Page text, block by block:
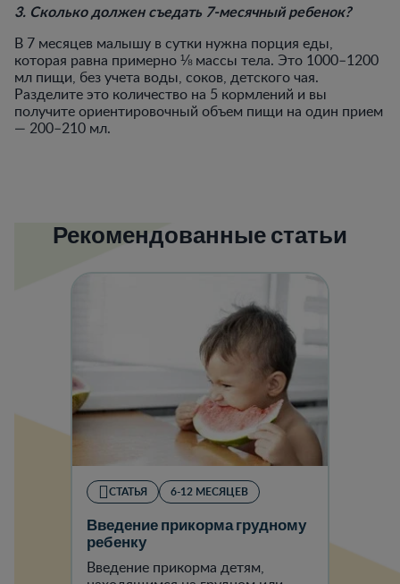
3. Сколько должен съедать 7-месячный ребенок?
В 7 месяцев малышу в сутки нужна порция еды,
которая равна примерно ⅛ массы тела. Это 1000–1200
мл пищи, без учета воды, соков, детского чая.
Разделите это количество на 5 кормлений и вы
получите ориентировочный объем пищи на один прием
— 200–210 мл.
Рекомендованные статьи
СТАТЬЯ 6-12 МЕСЯЦЕВ
Введение прикорма грудному
ребенку
Введение прикорма детям,